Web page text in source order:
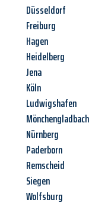
Düsseldorf
Freiburg
Hagen
Heidelberg
Jena
Köln
Ludwigshafen
Mönchengladbach
Nürnberg
Paderborn
Remscheid
Siegen
Wolfsburg